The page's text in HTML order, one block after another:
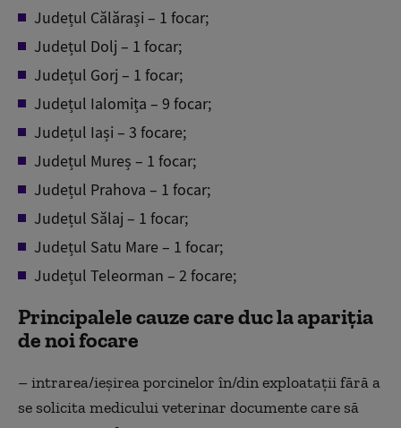
Județul Călărași – 1 focar;
Județul Dolj – 1 focar;
Județul Gorj – 1 focar;
Județul Ialomița – 9 focar;
Județul Iași – 3 focare;
Județul Mureș – 1 focar;
Județul Prahova – 1 focar;
Județul Sălaj – 1 focar;
Județul Satu Mare – 1 focar;
Județul Teleorman – 2 focare;
Principalele cauze care duc la apariţia
de noi focare
– intrarea/ieşirea porcinelor în/din exploataţii fără a
se solicita medicului veterinar documente care să